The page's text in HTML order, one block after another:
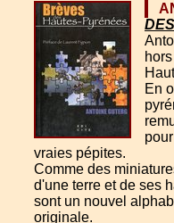
En
vraies pépites.
Comme des
d'une terre et de ses
sont un nouvel
originale.